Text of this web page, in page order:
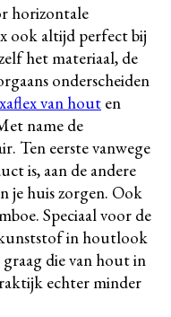
horizontale
ook altijd perfect bij
het materiaal, de
onderscheiden
van hout en
name de
Ten eerste vanwege
is, aan de andere
je huis zorgen. Ook
Speciaal voor de
kunststof in houtlook
graag die van hout in
echter minder